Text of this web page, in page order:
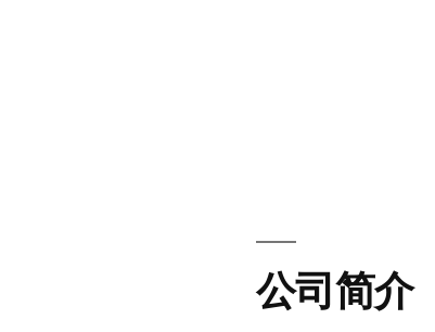
公司简介